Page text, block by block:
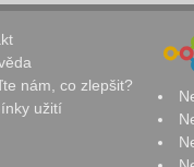
nám, co zlepšit?
užití